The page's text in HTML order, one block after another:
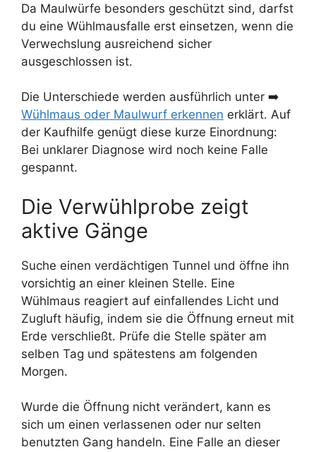
Da Maulwürfe besonders geschützt sind, darfst
du eine Wühlmausfalle erst einsetzen, wenn die
Verwechslung ausreichend sicher
ausgeschlossen ist.
Die Unterschiede werden ausführlich unter ➡️
Wühlmaus oder Maulwurf erkennen erklärt. Auf
der Kaufhilfe genügt diese kurze Einordnung:
Bei unklarer Diagnose wird noch keine Falle
gespannt.
Die Verwühlprobe zeigt
aktive Gänge
Suche einen verdächtigen Tunnel und öffne ihn
vorsichtig an einer kleinen Stelle. Eine
Wühlmaus reagiert auf einfallendes Licht und
Zugluft häufig, indem sie die Öffnung erneut mit
Erde verschließt. Prüfe die Stelle später am
selben Tag und spätestens am folgenden
Morgen.
Wurde die Öffnung nicht verändert, kann es
sich um einen verlassenen oder nur selten
benutzten Gang handeln. Eine Falle an dieser